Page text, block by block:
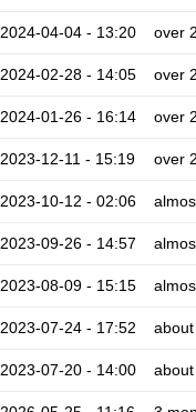
2024-04-04 - 13:20 over
2024-02-28 - 14:05 over
2024-01-26 - 16:14 over
2023-12-11 - 15:19 over
2023-10-12 - 02:06
2023-09-26 - 14:57
2023-08-09 - 15:15
2023-07-24 - 17:52
2023-07-20 - 14:00